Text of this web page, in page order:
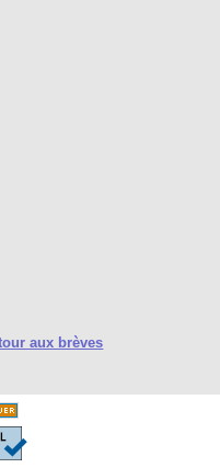
aux brèves